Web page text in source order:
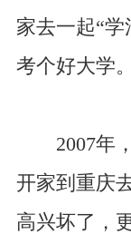
家去一起“
考个好大学。
2007年，
开家到重庆
高兴坏了，